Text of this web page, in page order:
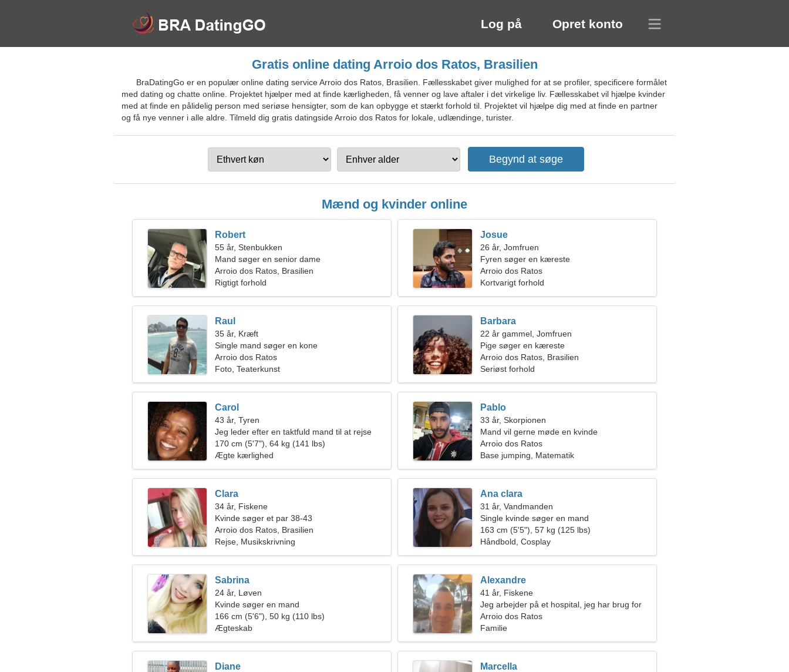
Log på Opret konto
Gratis online dating Arroio dos Ratos, Brasilien
BraDatingGo er en populær online dating service Arroio dos Ratos, Brasilien. Fællesskabet giver mulighed for at se profiler, specificere formålet
med dating og chatte online. Projektet hjælper med at finde kærligheden, få venner og lave aftaler i det virkelige liv. Fællesskabet vil hjælpe kvinder
med at finde en pålidelig person med seriøse hensigter, som de kan opbygge et stærkt forhold til. Projektet vil hjælpe dig med at finde en partner
og få nye venner i alle aldre. Tilmeld dig gratis datingside Arroio dos Ratos for lokale, udlændinge, turister.
Mænd og kvinder online
Robert
55 år, Stenbukken
Mand søger en senior dame
Arroio dos Ratos, Brasilien
Rigtigt forhold
Josue
26 år, Jomfruen
Fyren søger en kæreste
Arroio dos Ratos
Kortvarigt forhold
Raul
35 år, Kræft
Single mand søger en kone
Arroio dos Ratos
Foto, Teaterkunst
Barbara
22 år gammel, Jomfruen
Pige søger en kæreste
Arroio dos Ratos, Brasilien
Seriøst forhold
Carol
43 år, Tyren
Jeg leder efter en taktfuld mand til at rejse
sammen
170 cm (5'7"), 64 kg (141 lbs)
Ægte kærlighed
Pablo
33 år, Skorpionen
Mand vil gerne møde en kvinde
Arroio dos Ratos
Base jumping, Matematik
Clara
34 år, Fiskene
Kvinde søger et par 38-43
Arroio dos Ratos, Brasilien
Rejse, Musikskrivning
Ana clara
31 år, Vandmanden
Single kvinde søger en mand
163 cm (5'5"), 57 kg (125 lbs)
Håndbold, Cosplay
Sabrina
24 år, Løven
Kvinde søger en mand
166 cm (5'6"), 50 kg (110 lbs)
Ægteskab
Alexandre
41 år, Fiskene
Jeg arbejder på et hospital, jeg har brug for
en perfekt kvinde
Arroio dos Ratos
Familie
Diane Marcella